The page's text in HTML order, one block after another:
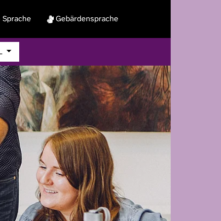
Gebärdensprache